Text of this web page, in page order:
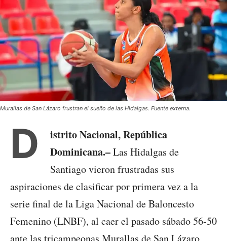
Murallas de San Lázaro frustran el sueño de las Hidalgas. Fuente externa.
D
istrito Nacional, República
Dominicana.–Las Hidalgas de
Santiago vieron frustradas sus
aspiraciones de clasificar por primera vez a la
serie final de la Liga Nacional de Baloncesto
Femenino (LNBF), al caer el pasado sábado 56-50